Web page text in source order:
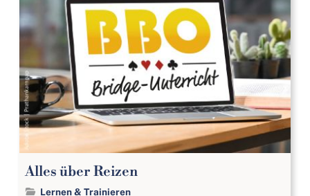
Alles über Reizen
Lernen & Trainieren